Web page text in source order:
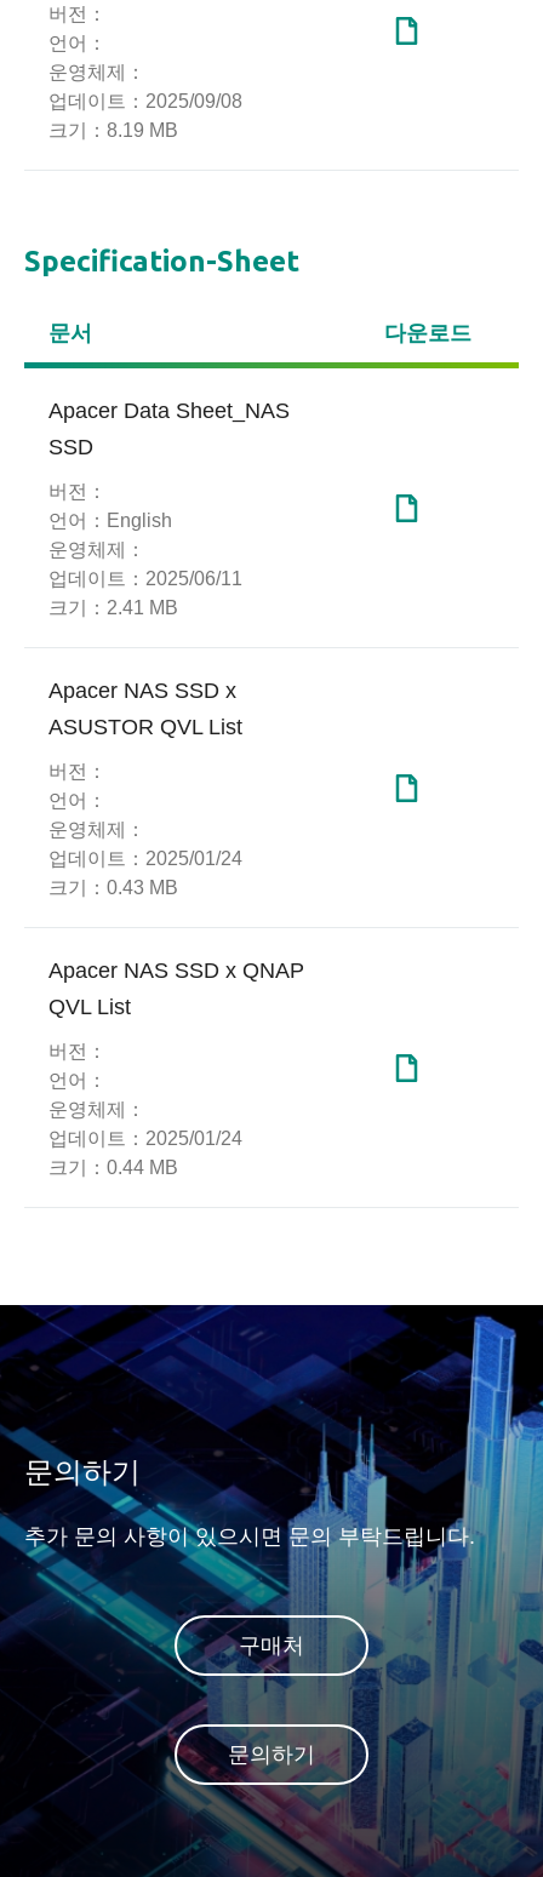
버전：
언어：
운영체제：
업데이트： 2025/09/08
크기： 8.19 MB
Specification-Sheet
문서 다운로드
Apacer Data Sheet_NAS
SSD
버전：
언어： English
운영체제：
업데이트： 2025/06/11
크기： 2.41 MB
Apacer NAS SSD x
ASUSTOR QVL List
버전：
언어：
운영체제：
업데이트： 2025/01/24
크기： 0.43 MB
Apacer NAS SSD x QNAP
QVL List
버전：
언어：
운영체제：
업데이트： 2025/01/24
크기： 0.44 MB
문의하기
추가 문의 사항이 있으시면 문의 부탁드립니다.
구매처
문의하기